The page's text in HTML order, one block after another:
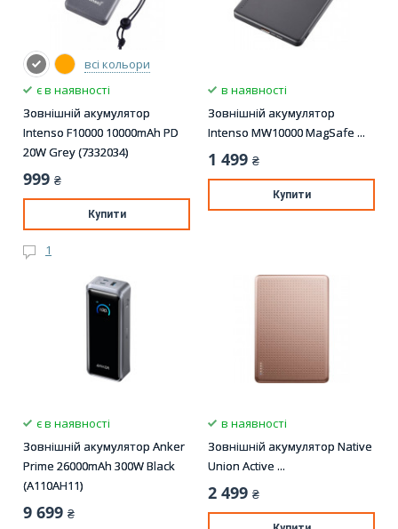
всі кольори
є в наявності
Зовнішній акумулятор
Intenso F10000 10000mAh PD
20W Grey (7332034)
999 ₴
Купити
1
в наявності
Зовнішній акумулятор
Intenso MW10000 MagSafe ...
1 499 ₴
Купити
є в наявності
Зовнішній акумулятор Anker
Prime 26000mAh 300W Black
(A110AH11)
9 699 ₴
в наявності
Зовнішній акумулятор Native
Union Active ...
2 499 ₴